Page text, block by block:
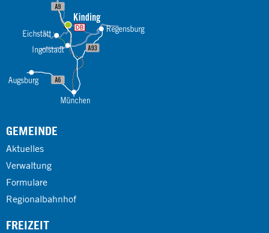
GEMEINDE
Aktuelles
Verwaltung
Formulare
Regionalbahnhof
FREIZEIT